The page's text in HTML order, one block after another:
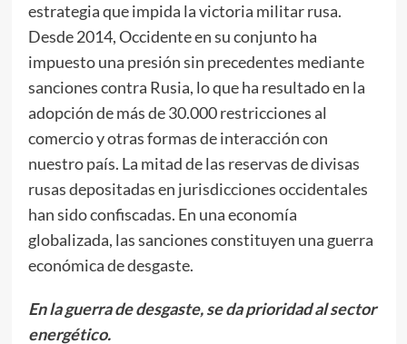
estrategia que impida la victoria militar rusa.
Desde 2014, Occidente en su conjunto ha
impuesto una presión sin precedentes mediante
sanciones contra Rusia, lo que ha resultado en la
adopción de más de 30.000 restricciones al
comercio y otras formas de interacción con
nuestro país. La mitad de las reservas de divisas
rusas depositadas en jurisdicciones occidentales
han sido confiscadas. En una economía
globalizada, las sanciones constituyen una guerra
económica de desgaste.
En la guerra de desgaste, se da prioridad al sector
energético.